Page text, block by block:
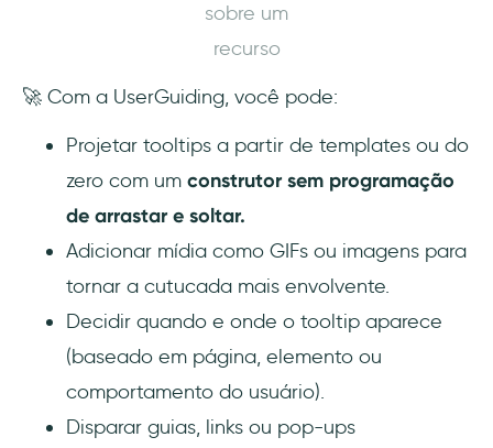
sobre um
recurso
🚀 Com a UserGuiding, você pode:
Projetar tooltips a partir de templates ou do
zero com um construtor sem programação
de arrastar e soltar.
Adicionar mídia como GIFs ou imagens para
tornar a cutucada mais envolvente.
Decidir quando e onde o tooltip aparece
(baseado em página, elemento ou
comportamento do usuário).
Disparar guias, links ou pop-ups